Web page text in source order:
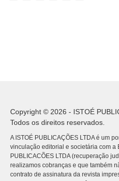
Copyright © 2026 - ISTOÉ
Todos os direitos reservados.
A ISTOÉ PUBLICAÇÕES LTDA é um
vinculação editorial e societária com a
PUBLICACÕES LTDA (recuperação
realizamos cobranças e que também
contrato de assinatura da revista